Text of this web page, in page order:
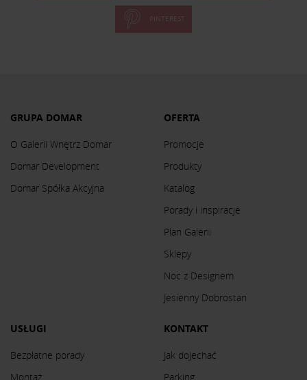
PINTEREST
GRUPA DOMAR
O Galerii Wnętrz Domar
Domar Development
Domar Spółka Akcyjna
OFERTA
Promocje
Produkty
Katalog
Porady i inspiracje
Plan Galerii
Sklepy
Noc z Designem
Jesienny Dobrostan
USŁUGI
Bezpłatne porady
Montaż
KONTAKT
Jak dojechać
Parking